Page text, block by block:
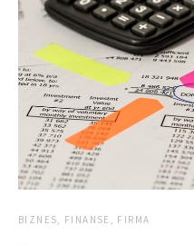
BIZNES, FINANSE, FIRMA